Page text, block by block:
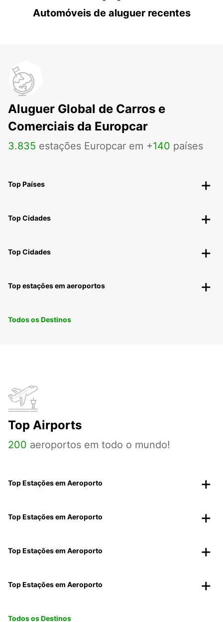
Automóveis de aluguer recentes
Aluguer Global de Carros e
Comerciais da Europcar
3.835 estações Europcar em +140 países
Top Países
Top Cidades
Top Cidades
Top estações em aeroportos
Todos os Destinos
Top Airports
200 aeroportos em todo o mundo!
Top Estações em Aeroporto
Top Estações em Aeroporto
Top Estações em Aeroporto
Top Estações em Aeroporto
Todos os Destinos